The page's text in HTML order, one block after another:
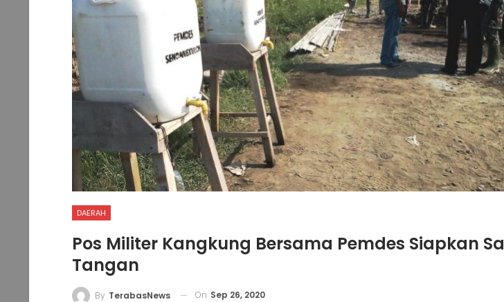
DAERAH
Pos Militer Kangkung Bersama Pemdes Siapkan
Tangan
By TerabasNews On Sep 26, 2020